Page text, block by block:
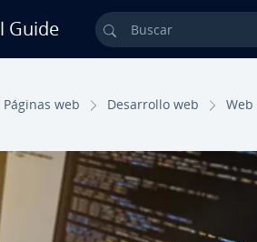
Guide Buscar
Páginas web De­sa­rro­llo web